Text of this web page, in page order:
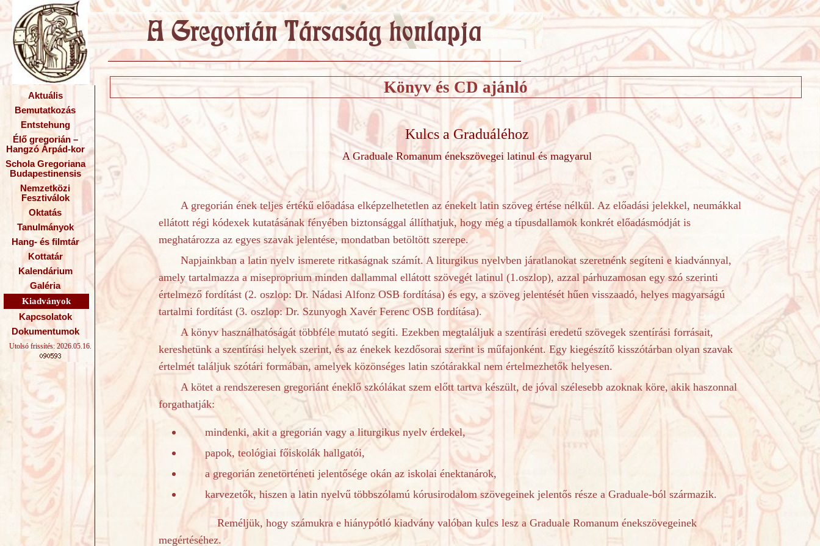
Aktuális
Bemutatkozás
Entstehung
Élő gregorián –
Hangzó Árpád-kor
Schola Gregoriana
Budapestinensis
Nemzetközi
Fesztiválok
Oktatás
Tanulmányok
Hang- és filmtár
Kottatár
Kalendárium
Galéria
Kiadványok
Kapcsolatok
Dokumentumok
Utolsó frissítés: 2026.05.16.
Könyv és CD ajánló
Kulcs a Graduáléhoz
A Graduale Romanum énekszövegei latinul és magyarul
A gregorián ének teljes értékű előadása elképzelhetetlen az énekelt latin szöveg értése nélkül. Az előadási jelekkel, neumákkal
ellátott régi kódexek kutatásának fényében biztonsággal állíthatjuk, hogy még a típusdallamok konkrét előadásmódját is
meghatározza az egyes szavak jelentése, mondatban betöltött szerepe.
Napjainkban a latin nyelv ismerete ritkaságnak számít. A liturgikus nyelvben járatlanokat szeretnénk segíteni e kiadvánnyal,
amely tartalmazza a miseproprium minden dallammal ellátott szövegét latinul (1.oszlop), azzal párhuzamosan egy szó szerinti
értelmező fordítást (2. oszlop: Dr. Nádasi Alfonz OSB fordítása) és egy, a szöveg jelentését hűen visszaadó, helyes magyarságú
tartalmi fordítást (3. oszlop: Dr. Szunyogh Xavér Ferenc OSB fordítása).
A könyv használhatóságát többféle mutató segíti. Ezekben megtaláljuk a szentírási eredetű szövegek szentírási forrásait,
kereshetünk a szentírási helyek szerint, és az énekek kezdősorai szerint is műfajonként. Egy kiegészítő kisszótárban olyan szavak
értelmét találjuk szótári formában, amelyek közönséges latin szótárakkal nem értelmezhetők helyesen.
A kötet a rendszeresen gregoriánt éneklő szkólákat szem előtt tartva készült, de jóval szélesebb azoknak köre, akik haszonnal
forgathatják:
mindenki, akit a gregorián vagy a liturgikus nyelv érdekel,
papok, teológiai főiskolák hallgatói,
a gregorián zenetörténeti jelentősége okán az iskolai énektanárok,
karvezetők, hiszen a latin nyelvű többszólamú kórusirodalom szövegeinek jelentős része a Graduale-ból származik.
Reméljük, hogy számukra e hiánypótló kiadvány valóban kulcs lesz a Graduale Romanum énekszövegeinek
megértéséhez.